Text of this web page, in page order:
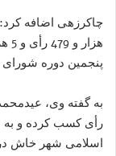
پنجمین دوره
رأی کسب کرده و به
اسلامی شهر خاش